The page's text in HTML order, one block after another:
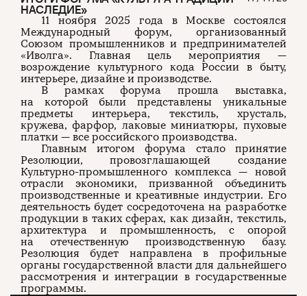
НАСЛЕДИЕ»
11 ноября 2025 года в Москве состоялся
Международный форум, организованный
Союзом промышленников и предпринимателей
«Иволга». Главная цель мероприятия —
возрождение культурного кода России в быту,
интерьере, дизайне и производстве.
В рамках форума прошла выставка,
на которой были представлены уникальные
предметы интерьера, текстиль, хрусталь,
кружева, фарфор, лаковые миниатюры, пуховые
платки — все российского производства.
Главным итогом форума стало принятие
Резолюции, провозглашающей создание
Культурно-промышленного комплекса — новой
отрасли экономики, призванной объединить
производственные и креативные индустрии. Его
деятельность будет сосредоточена на разработке
продукции в таких сферах, как дизайн, текстиль,
архитектура и промышленность, с опорой
на отечественную производственную базу.
Резолюция будет направлена в профильные
органы государственной власти для дальнейшего
рассмотрения и интеграции в государственные
программы.